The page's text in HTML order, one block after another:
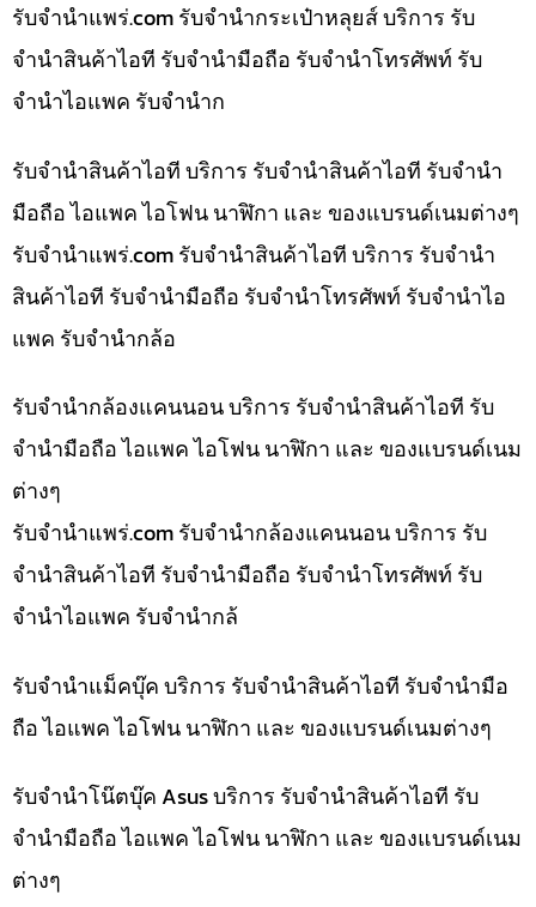
รับจํานําแพร่.com รับจำนำกระเป๋าหลุยส์ บริการ รับ
จำนำสินค้าไอที รับจำนำมือถือ รับจำนำโทรศัพท์ รับ
จำนำไอแพค รับจำนำก
รับจำนำสินค้าไอที บริการ รับจำนำสินค้าไอที รับจำนำ
มือถือ ไอแพค ไอโฟน นาฬิกา และ ของแบรนด์เนมต่างๆ
รับจํานําแพร่.com รับจำนำสินค้าไอที บริการ รับจำนำ
สินค้าไอที รับจำนำมือถือ รับจำนำโทรศัพท์ รับจำนำไอ
แพค รับจำนำกล้อ
รับจำนำกล้องแคนนอน บริการ รับจำนำสินค้าไอที รับ
จำนำมือถือ ไอแพค ไอโฟน นาฬิกา และ ของแบรนด์เนม
ต่างๆ
รับจํานําแพร่.com รับจำนำกล้องแคนนอน บริการ รับ
จำนำสินค้าไอที รับจำนำมือถือ รับจำนำโทรศัพท์ รับ
จำนำไอแพค รับจำนำกล้
รับจำนำแม็คบุ๊ค บริการ รับจำนำสินค้าไอที รับจำนำมือ
ถือ ไอแพค ไอโฟน นาฬิกา และ ของแบรนด์เนมต่างๆ
รับจำนำโน๊ตบุ๊ค Asus บริการ รับจำนำสินค้าไอที รับ
จำนำมือถือ ไอแพค ไอโฟน นาฬิกา และ ของแบรนด์เนม
ต่างๆ